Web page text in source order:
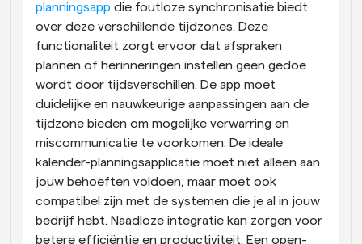
planningsapp die foutloze synchronisatie biedt
over deze verschillende tijdzones. Deze
functionaliteit zorgt ervoor dat afspraken
plannen of herinneringen instellen geen gedoe
wordt door tijdsverschillen. De app moet
duidelijke en nauwkeurige aanpassingen aan de
tijdzone bieden om mogelijke verwarring en
miscommunicatie te voorkomen. De ideale
kalender-planningsapplicatie moet niet alleen aan
jouw behoeften voldoen, maar moet ook
compatibel zijn met de systemen die je al in jouw
bedrijf hebt. Naadloze integratie kan zorgen voor
betere efficiëntie en productiviteit. Een open-